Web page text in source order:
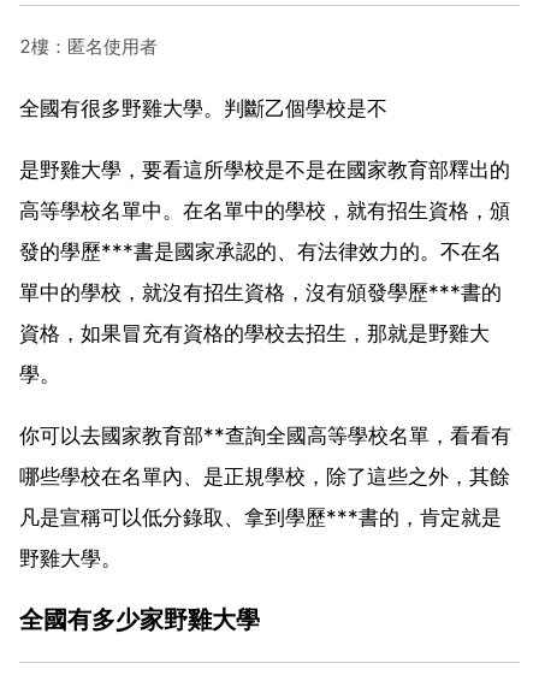
2樓：匿名使用者
全國有很多野雞大學。判斷乙個學校是不
是野雞大學，要看這所學校是不是在國家教育部釋出的
高等學校名單中。在名單中的學校，就有招生資格，頒
發的學歷***書是國家承認的、有法律效力的。不在名
單中的學校，就沒有招生資格，沒有頒發學歷***書的
資格，如果冒充有資格的學校去招生，那就是野雞大
學。
你可以去國家教育部**查詢全國高等學校名單，看看有
哪些學校在名單內、是正規學校，除了這些之外，其餘
凡是宣稱可以低分錄取、拿到學歷***書的，肯定就是
野雞大學。
全國有多少家野雞大學